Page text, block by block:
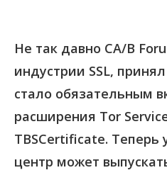
Не так давно CA/B
индустрии SSL,
стало обязательным
расширения Tor
TBSCertificate.
центр может